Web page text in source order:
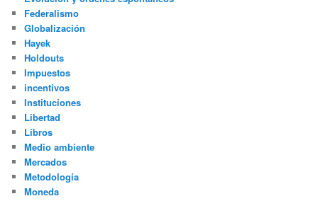
Federalismo
Globalización
Hayek
Holdouts
Impuestos
incentivos
Instituciones
Libertad
Libros
Medio ambiente
Mercados
Metodología
Moneda